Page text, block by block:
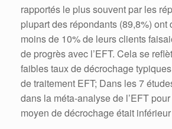
rapportés le plus souvent par les
plupart des répondants (89,8%) ont
moins de 10% de leurs clients
de progrès avec l’EFT. Cela se
faibles taux de décrochage
de traitement EFT; Dans les 7
dans la méta-analyse de l’EFT
moyen de décrochage était